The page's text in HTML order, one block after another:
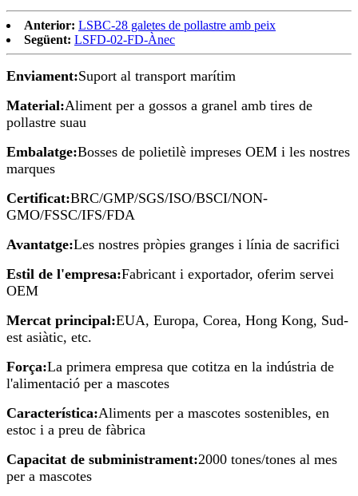
Anterior: LSBC-28 galetes de pollastre amb peix
Següent: LSFD-02-FD-Ànec
Enviament:Suport al transport marítim
Material:Aliment per a gossos a granel amb tires de
pollastre suau
Embalatge:Bosses de polietilè impreses OEM i les nostres
marques
Certificat:BRC/GMP/SGS/ISO/BSCI/NON-
GMO/FSSC/IFS/FDA
Avantatge:Les nostres pròpies granges i línia de sacrifici
Estil de l'empresa:Fabricant i exportador, oferim servei
OEM
Mercat principal:EUA, Europa, Corea, Hong Kong, Sud-
est asiàtic, etc.
Força:La primera empresa que cotitza en la indústria de
l'alimentació per a mascotes
Característica:Aliments per a mascotes sostenibles, en
estoc i a preu de fàbrica
Capacitat de subministrament:2000 tones/tones al mes
per a mascotes